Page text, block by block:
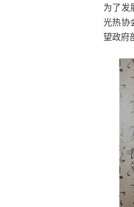
为了发
光热协
望政府